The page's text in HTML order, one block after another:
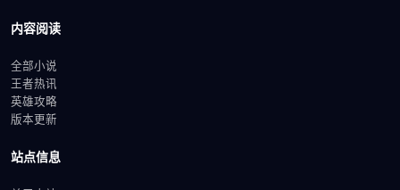
内容阅读
全部小说
王者热讯
英雄攻略
版本更新
站点信息